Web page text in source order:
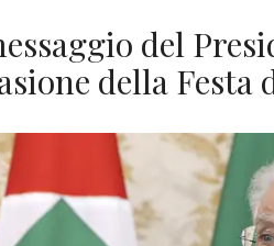
del
della Festa